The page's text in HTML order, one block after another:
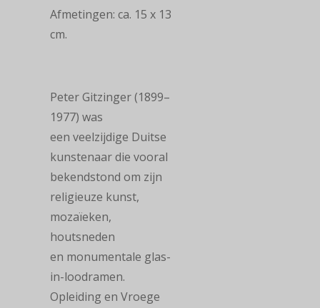
Afmetingen: ca. 15 x 13
cm.
Peter Gitzinger (1899–
1977) was
een veelzijdige Duitse
kunstenaar die vooral
bekendstond om zijn
religieuze kunst,
mozaïeken,
houtsneden
en monumentale glas-
in-loodramen.
Opleiding en Vroege